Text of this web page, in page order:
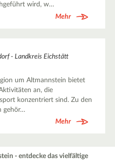
wird, w…
Mehr
- Landkreis Eichstätt
um Altmannstein bietet
an, die
konzentriert sind. Zu den
gehör…
Mehr
- entdecke das vielfältige